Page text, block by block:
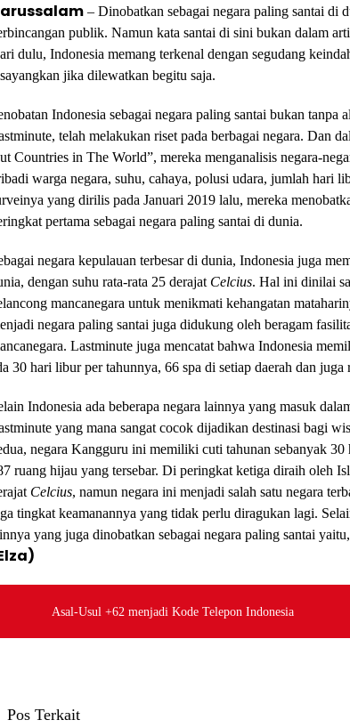
– Dinobatkan sebagai negara paling santai di
publik. Namun kata santai di sini bukan dalam
dulu, Indonesia memang terkenal dengan segudang
jika dilewatkan begitu saja.
Indonesia sebagai negara paling santai bukan tanpa
telah melakukan riset pada berbagai negara. Dan
Countries in The World”, mereka menganalisis negara-
warga negara, suhu, cahaya, polusi udara, jumlah hari
yang dirilis pada Januari 2019 lalu, mereka
pertama sebagai negara paling santai di dunia.
negara kepulauan terbesar di dunia, Indonesia juga
, dengan suhu rata-rata 25 derajat Celcius. Hal ini dinilai
mancanegara untuk menikmati kehangatan
negara paling santai juga didukung oleh beragam
Lastminute juga mencatat bahwa Indonesia
30 hari libur per tahunnya, 66 spa di setiap daerah dan juga
Indonesia ada beberapa negara lainnya yang masuk
yang mana sangat cocok dijadikan destinasi bagi
negara Kangguru ini memiliki cuti tahunan sebanyak
ruang hijau yang tersebar. Di peringkat ketiga diraih oleh
Celcius, namun negara ini menjadi salah satu negara
tingkat keamanannya yang tidak perlu diragukan lagi.
yang juga dinobatkan sebagai negara paling santai
Asal-Usul +62 menjadi Kode Telepon Indonesia
Pos Terkait
Berita